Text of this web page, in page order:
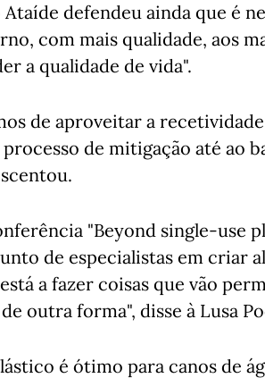
Ataíde defendeu ainda que é
com mais qualidade, aos
a qualidade de vida".
de aproveitar a
processo de mitigação até ao
"Beyond single-use
de especialistas em criar
a fazer coisas que vão
outra forma", disse à Lusa
é ótimo para canos de